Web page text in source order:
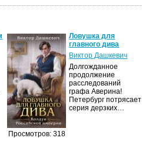
Просмотров: 318
Ловушка для
главного дива
Виктор Дашкевич
Долгожданное
продолжение
расследований
графа Аверина!
Петербург потрясает
серия дерзких…